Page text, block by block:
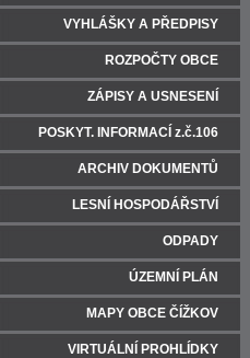
VYHLÁŠKY A PŘEDPISY
ROZPOČTY OBCE
ZÁPISY A USNESENÍ
POSKYT. INFORMACÍ z.č.106
ARCHIV DOKUMENTŮ
LESNÍ HOSPODÁŘSTVÍ
ODPADY
ÚZEMNÍ PLÁN
MAPY OBCE ČÍŽKOV
VIRTUÁLNÍ PROHLÍDKY